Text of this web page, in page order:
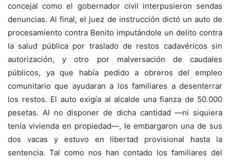
concejal como el gobernador civil interpusieron sendas
denuncias. Al final, el juez de instrucción dictó un auto de
procesamiento contra Benito impu­tándole un delito contra
la salud pública por traslado de restos cadavéricos sin
autorización, y otro por malversación de caudales
públicos, ya que había pedido a obreros del empleo
comunitario que ayudaran a los familiares a desenterrar
los restos. El auto exigía al alcalde una fianza de 50.000
pesetas. Al no disponer de dicha cantidad —ni siquiera
tenía vivienda en propiedad—, le embargaron una de sus
dos vacas y estuvo en libertad provisional hasta la
sentencia. Tal como nos han contado los familiares del